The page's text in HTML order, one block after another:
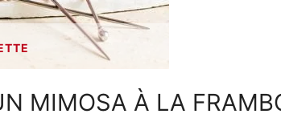
MIMOSA À LA